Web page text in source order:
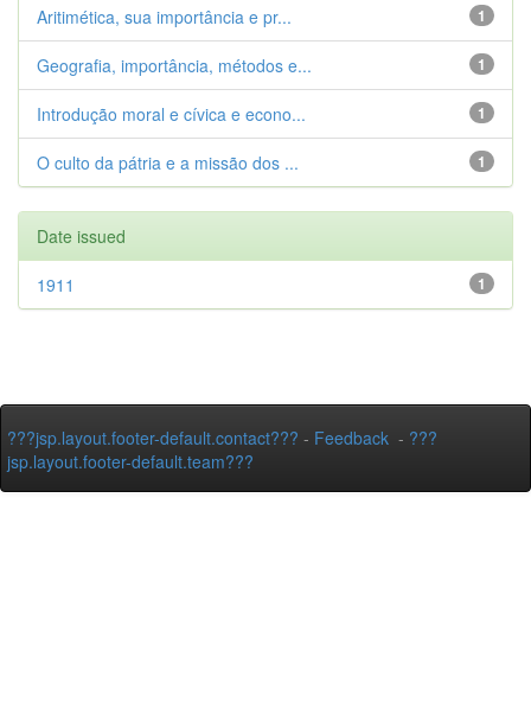
1
Aritimética, sua importância e pr...
1
Geografia, importância, métodos e...
1
Introdução moral e cívica e econo...
1
O culto da pátria e a missão dos ...
Date issued
1
1911
???jsp.layout.footer-default.contact??? - Feedback - ???
jsp.layout.footer-default.team???